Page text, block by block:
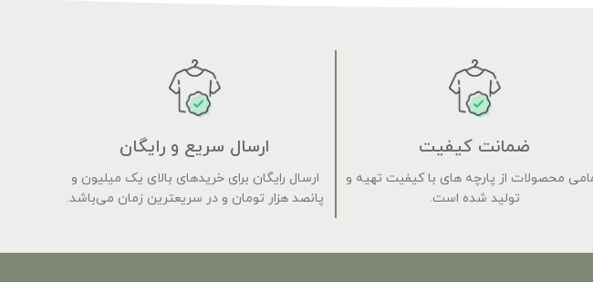
ضمانت کیفیت
محصولات از پارچه های با کیفیت تهیه و
تولید شده است.
ارسال سریع و رایگان
ارسال رایگان برای خریدهای بالای یک میلیون و
پانصد هزار تومان و در سریعترین زمان می‌باشد.